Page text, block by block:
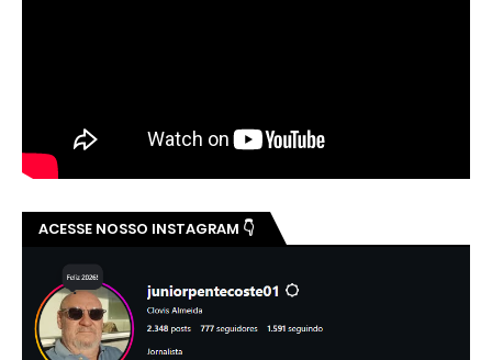
ACESSE NOSSO INSTAGRAM 👇